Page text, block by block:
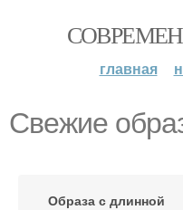
главная
Свежие
Образа с длинной